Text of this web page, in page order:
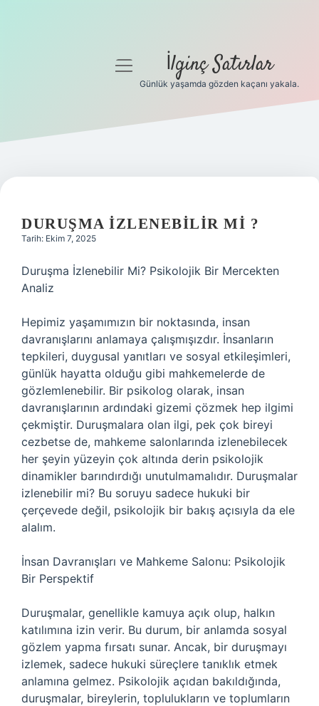
Gizlilik Politikası
Yasal Uyarı
menüyü
İlginç Satırlar
Günlük yaşamda gözden kaçanı yakala.
DURUŞMA IZLENEBILIR MI ?
Tarih: Ekim 7, 2025
Duruşma İzlenebilir Mi? Psikolojik Bir Mercekten
Analiz
Hepimiz yaşamımızın bir noktasında, insan
davranışlarını anlamaya çalışmışızdır. İnsanların
tepkileri, duygusal yanıtları ve sosyal etkileşimleri,
günlük hayatta olduğu gibi mahkemelerde de
gözlemlenebilir. Bir psikolog olarak, insan
davranışlarının ardındaki gizemi çözmek hep ilgimi
çekmiştir. Duruşmalara olan ilgi, pek çok bireyi
cezbetse de, mahkeme salonlarında izlenebilecek
her şeyin yüzeyin çok altında derin psikolojik
dinamikler barındırdığı unutulmamalıdır. Duruşmalar
izlenebilir mi? Bu soruyu sadece hukuki bir
çerçevede değil, psikolojik bir bakış açısıyla da ele
alalım.
İnsan Davranışları ve Mahkeme Salonu: Psikolojik
Bir Perspektif
Duruşmalar, genellikle kamuya açık olup, halkın
katılımına izin verir. Bu durum, bir anlamda sosyal
gözlem yapma fırsatı sunar. Ancak, bir duruşmayı
izlemek, sadece hukuki süreçlere tanıklık etmek
anlamına gelmez. Psikolojik açıdan bakıldığında,
duruşmalar, bireylerin, toplulukların ve toplumların